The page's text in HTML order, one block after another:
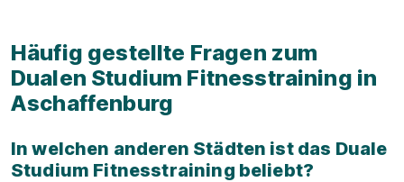
Häufig gestellte Fragen zum
Dualen Studium Fitnesstraining in
Aschaffenburg
In welchen anderen Städten ist das Duale
Studium Fitnesstraining beliebt?